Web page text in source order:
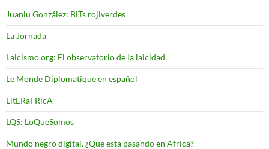
Juanlu González: BiTs rojiverdes
La Jornada
Laicismo.org: El observatorio de la laicidad
Le Monde Diplomatique en español
LitERaFRicA
LQS: LoQueSomos
Mundo negro digital. ¿Que esta pasando en Africa?